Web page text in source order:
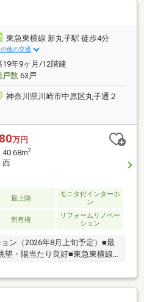
床暖房・24時間ゴミ出し可
・浴室に窓有り・宅配ボック
能
東急東横線 新丸子駅 徒歩4分
の他の交通
19年9ヶ月/12階建
戸数63戸
神奈川県川崎市中原区丸子通２
万円
40.68m2
西
最上階
モニタ付インターホ
ン
所有権
リフォームリノベー
ション
ン（2026年8月上旬予定）■最
望・陽当たり良好■東急東横線
■大通り・線路・商店街からは1
ち着いた住環境です。■セキュ